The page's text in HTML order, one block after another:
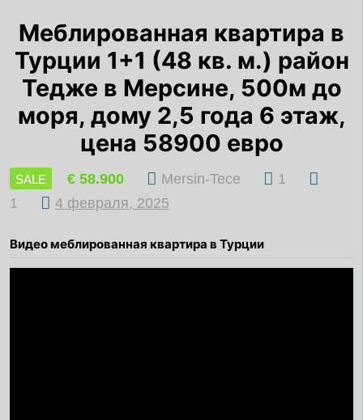
Меблированная квартира в
Турции 1+1 (48 кв. м.) район
Тедже в Мерсине, 500м до
моря, дому 2,5 года 6 этаж,
цена 58900 евро
SALE € 58.900 Mersin-Tece
1
1
4 февраля, 2025
Видео меблированная квартира в Турции